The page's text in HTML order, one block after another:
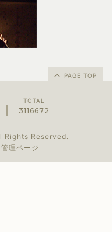
PAGE TOP
TOTAL
3116672
Rights Reserved.
管理ページ